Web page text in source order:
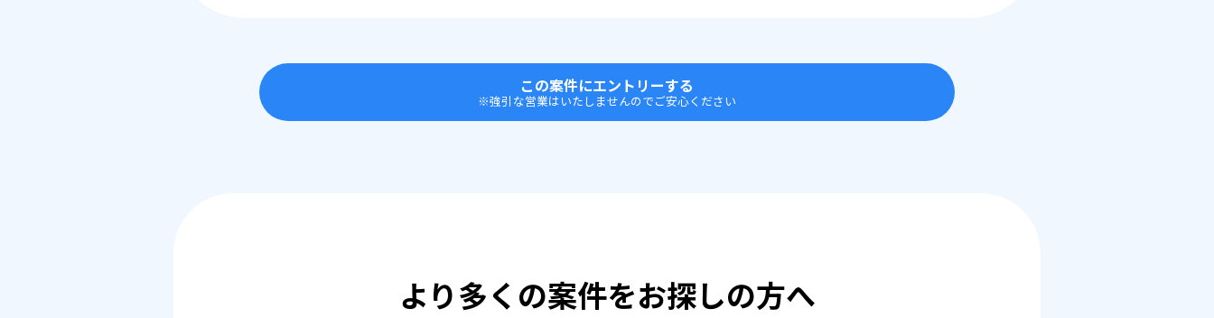
この案件にエントリーする
※強引な営業はいたしませんのでご安心ください
より多くの案件をお探しの方へ